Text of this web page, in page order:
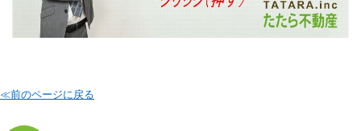
≪前のページに戻る